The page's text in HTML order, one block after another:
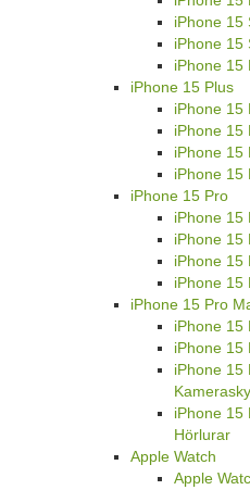
iPhone 15
iPhone 15
iPhone 15
iPhone 15 Plus
iPhone 15
iPhone 15
iPhone 15
iPhone 15
iPhone 15 Pro
iPhone 15
iPhone 15
iPhone 15
iPhone 15
iPhone 15 Pro
iPhone 15
iPhone 15
iPhone 15
iPhone 15
Hörlurar
Apple Watch
Apple